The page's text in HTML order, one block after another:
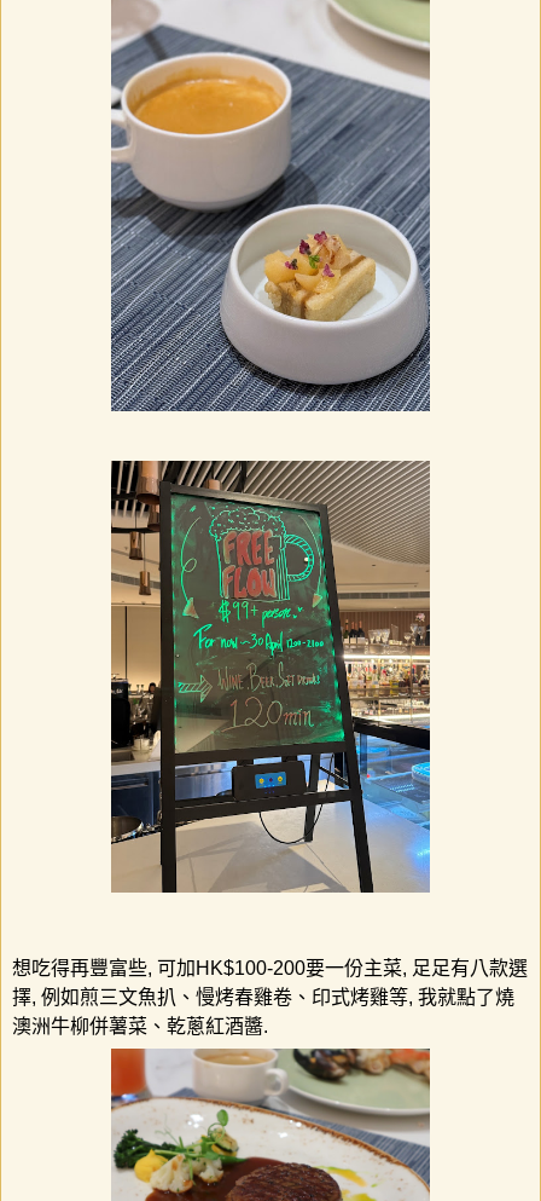
想吃得再豐富些, 可加 HK$100-200要一份主菜, 足足有八款選
擇, 例如煎三文魚扒、慢烤春雞卷、印式烤雞等, 我就點了燒
澳洲牛柳併薯菜、乾蔥紅酒醬.